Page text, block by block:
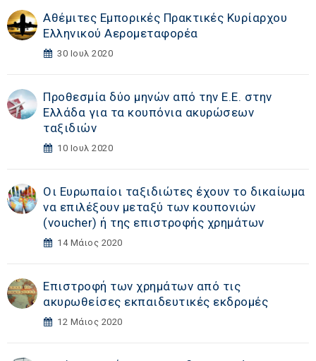
Αθέμιτες Εμπορικές Πρακτικές Κυρίαρχου
Ελληνικού Αερομεταφορέα
30 Ιουλ 2020
Προθεσμία δύο μηνών από την Ε.Ε. στην
Ελλάδα για τα κουπόνια ακυρώσεων
ταξιδιών
10 Ιουλ 2020
Οι Ευρωπαίοι ταξιδιώτες έχουν το δικαίωμα
να επιλέξουν μεταξύ των κουπονιών
(voucher) ή της επιστροφής χρημάτων
14 Μάιος 2020
Επιστροφή των χρημάτων από τις
ακυρωθείσες εκπαιδευτικές εκδρομές
12 Μάιος 2020